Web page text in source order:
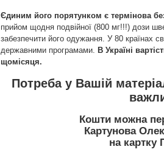
Єдиним його порятунком є термінова
прийом щодня подвійної (800 мг!!!) дози
забезпечити його одужання. У 80 країнах
державними програмами. В Україні
щомісяця.
Потреба у Вашій
Кошти можна
Картунова
на картку